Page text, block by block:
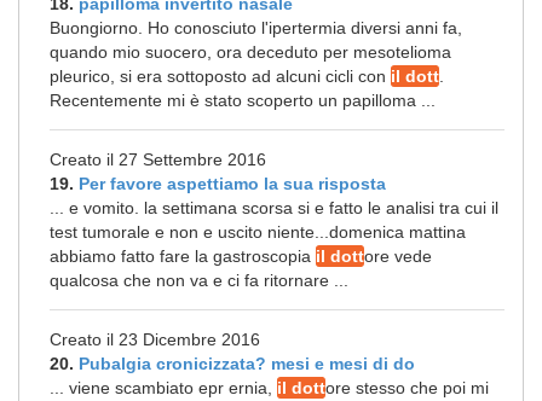
Buongiorno. Ho conosciuto l'ipertermia diversi anni fa,
quando mio suocero, ora deceduto per mesotelioma
pleurico, si era sottoposto ad alcuni cicli con il dott
Recentemente mi è stato scoperto un papilloma ...
Creato il 27 Settembre 2016
19. Per favore aspettiamo la sua risposta
... e vomito. la settimana scorsa si e fatto le analisi tra cui il
test tumorale e non e uscito niente...domenica mattina
abbiamo fatto fare la gastroscopia il dottore vede
qualcosa che non va e ci fa ritornare ...
Creato il 23 Dicembre 2016
20. Pubalgia cronicizzata? mesi e mesi di do
... viene scambiato epr ernia, il dottore stesso che poi mi